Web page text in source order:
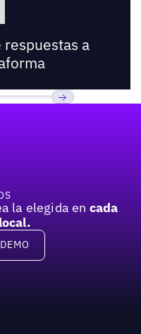
a
la elegida en cada